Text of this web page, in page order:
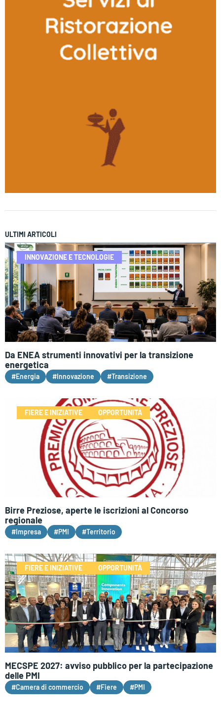
ULTIMI ARTICOLI
INNOVAZIONE E TECNOLOGIE
Da ENEA strumenti innovativi per la transizione
energetica
#Energia #Innovazione #Transizione
FIERE E INIZIATIVE OPPORTUNITÀ
Birre Preziose, aperte le iscrizioni al Concorso
regionale
#Impresa #PMI #Territorio
FIERE E INIZIATIVE OPPORTUNITÀ
MECSPE 2027: avviso pubblico per la partecipazione
delle PMI
#Camera di commercio #Fiere #PMI